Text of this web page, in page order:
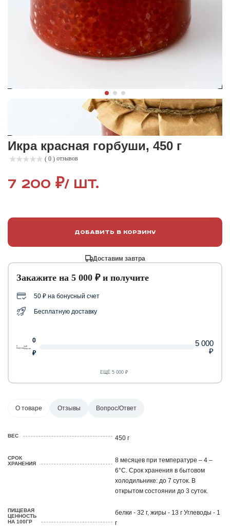
Икра красная горбуши, 450 г
( 0 ) отзывов
7 200 ₽/ шт.
Добавить в корзину
Доставим завтра
Закажите на 5 000 ₽ и получите
50 ₽ на бонусный счет
Бесплатную доставку
ЕЩЁ 5 000 ₽
0
₽
5 000
₽
0
бонусов
50 ₽
бонусов
О товаре Отзывы Вопрос/Ответ
ВЕС 450 г
СРОК
ХРАНЕНИЯ
8 месяцев при температуре – 4 –
6°С. Срок хранения в бытовом
холодильнике: до 7 суток. В
открытом состоянии до 3 суток.
ПИЩЕВАЯ
ЦЕННОСТЬ
НА 100ГР
белки - 32 г, жиры - 13 г Углеводы - 1
г